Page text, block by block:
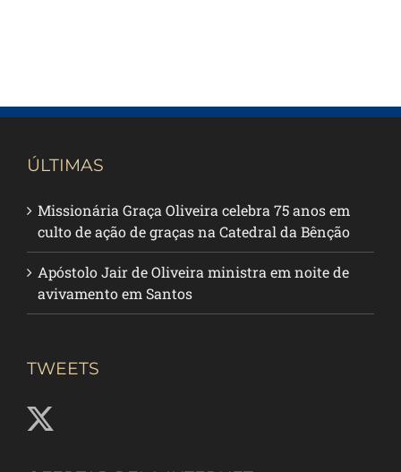
ÚLTIMAS
Missionária Graça Oliveira celebra 75 anos em
culto de ação de graças na Catedral da Bênção
Apóstolo Jair de Oliveira ministra em noite de
avivamento em Santos
TWEETS